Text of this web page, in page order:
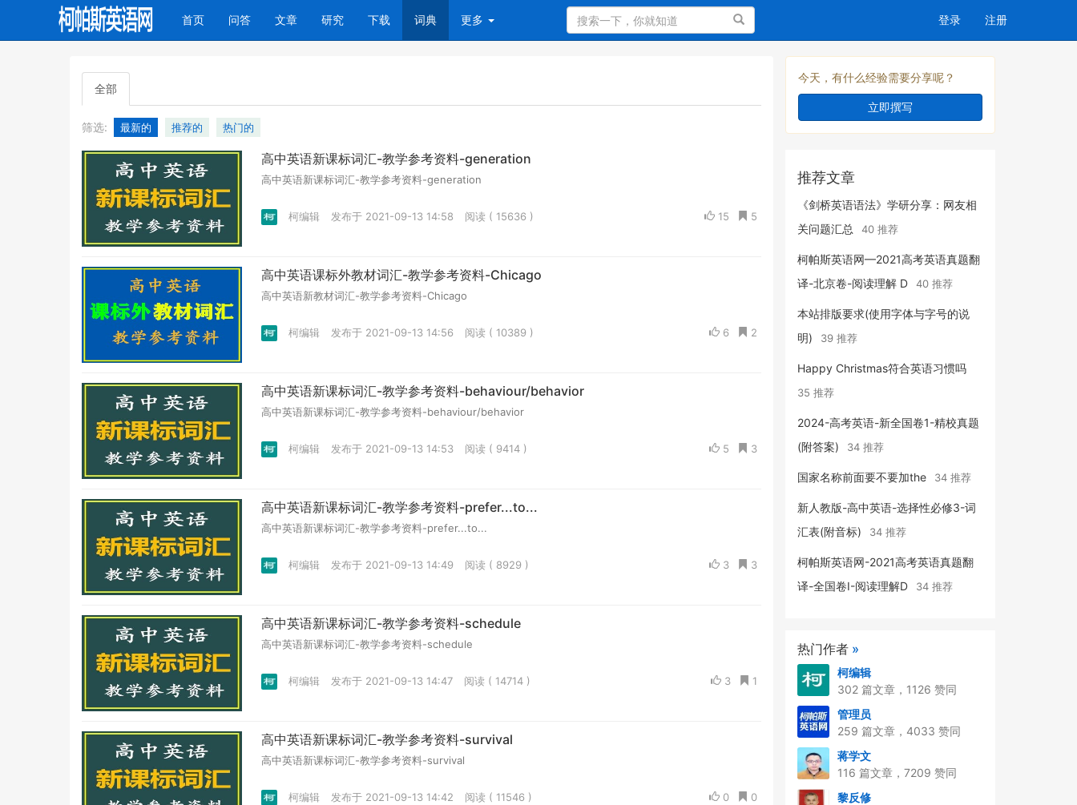
首页(current)
问答 文章 研究 下载 词典 更多 搜索 登录 注册
全部
筛选: 最新的 推荐的 热门的
高中英语新课标词汇-教学参考资料-generation
高中英语新课标词汇-教学参考资料-generation
5
15
柯编辑 发布于 2021-09-13 14:58 阅读 ( 15636 )
高中英语课标外教材词汇-教学参考资料-Chicago
高中英语新教材词汇-教学参考资料-Chicago
2
6
柯编辑 发布于 2021-09-13 14:56 阅读 ( 10389 )
高中英语新课标词汇-教学参考资料-behaviour/behavior
高中英语新课标词汇-教学参考资料-behaviour/behavior
3
5
柯编辑 发布于 2021-09-13 14:53 阅读 ( 9414 )
高中英语新课标词汇-教学参考资料-prefer...to...
高中英语新课标词汇-教学参考资料-prefer...to...
3
3
柯编辑 发布于 2021-09-13 14:49 阅读 ( 8929 )
高中英语新课标词汇-教学参考资料-schedule
高中英语新课标词汇-教学参考资料-schedule
1
3
柯编辑 发布于 2021-09-13 14:47 阅读 ( 14714 )
高中英语新课标词汇-教学参考资料-survival
高中英语新课标词汇-教学参考资料-survival
0
0
柯编辑 发布于 2021-09-13 14:42 阅读 ( 11546 )
今天，有什么经验需要分享呢？
立即撰写
推荐文章
《剑桥英语语法》学研分享：网友相
关问题汇总
40 推荐
柯帕斯英语网—2021高考英语真题翻
译-北京卷-阅读理解 D
40 推荐
本站排版要求(使用字体与字号的说
明)
39 推荐
Happy Christmas符合英语习惯吗
35 推荐
2024-高考英语-新全国卷1-精校真题
(附答案)
34 推荐
国家名称前面要不要加the 34 推荐
新人教版-高中英语-选择性必修3-词
汇表(附音标)
34 推荐
柯帕斯英语网-2021高考英语真题翻
译-全国卷I-阅读理解D
34 推荐
热门作者 »
柯编辑
302 篇文章，1126 赞同
管理员
259 篇文章，4033 赞同
蒋学文
116 篇文章，7209 赞同
黎反修